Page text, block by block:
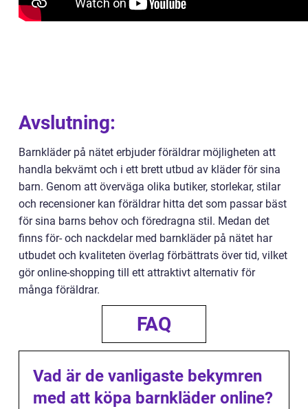
Avslutning:
Barnkläder på nätet erbjuder föräldrar möjligheten att
handla bekvämt och i ett brett utbud av kläder för sina
barn. Genom att överväga olika butiker, storlekar, stilar
och recensioner kan föräldrar hitta det som passar bäst
för sina barns behov och föredragna stil. Medan det
finns för- och nackdelar med barnkläder på nätet har
utbudet och kvaliteten överlag förbättrats över tid, vilket
gör online-shopping till ett attraktivt alternativ för
många föräldrar.
FAQ
Vad är de vanligaste bekymren
med att köpa barnkläder online?